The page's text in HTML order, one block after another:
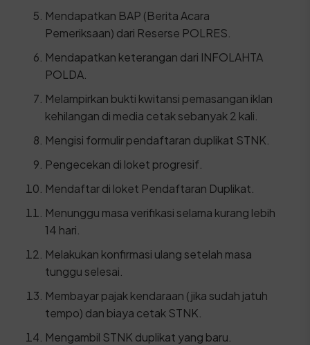
Mendapatkan BAP (Berita Acara
Pemeriksaan) dari Reserse POLRES.
Mendapatkan keterangan dari INFOLAHTA
POLDA.
Melampirkan bukti kwitansi pemasangan iklan
kehilangan di media cetak sebanyak 2 kali.
Mengisi formulir pendaftaran duplikat STNK.
Pengecekan di loket progresif.
Mendaftar di loket Pendaftaran Duplikat.
Menunggu masa verifikasi selama kurang lebih
14 hari.
Melakukan konfirmasi ulang setelah masa
tunggu selesai.
Membayar pajak kendaraan (jika sudah jatuh
tempo) dan biaya cetak STNK.
Mengambil STNK duplikat yang baru.